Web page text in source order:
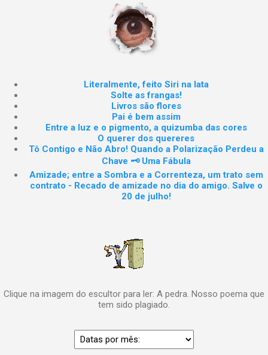
Literalmente, feito Siri na lata
Solte as frangas!
Livros são flores
Pai é bem assim
Entre a luz e o pigmento, a quizumba das cores
O querer dos quereres
Tô Contigo e Não Abro! Quando a Polarização Perdeu a
Chave 🗝️ Uma Fábula
Amizade; entre a Sombra e a Correnteza, um trato sem
contrato - Recado de amizade no dia do amigo. Salve o
20 de julho!
Clique na imagem do escultor para ler: A pedra. Nosso poema que
tem sido plagiado.